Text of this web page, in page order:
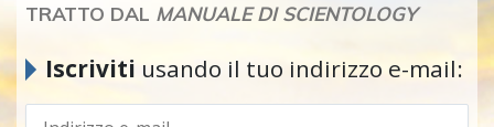
TRATTO DAL MANUALE DI SCIENTOLOGY
Iscriviti usando il tuo indirizzo e-mail: